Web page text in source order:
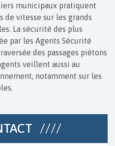
municipaux pratiquent
vitesse sur les grands
La sécurité des plus
par les Agents Sécurité
des passages piétons
veillent aussi au
notamment sur les